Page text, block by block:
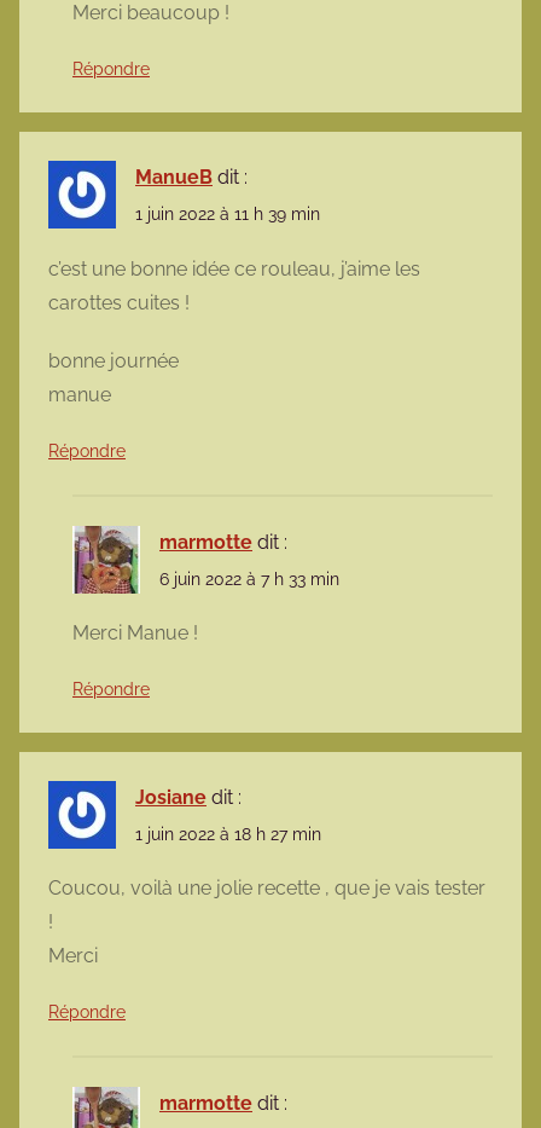
Merci beaucoup !
Répondre
ManueB dit :
1 juin 2022 à 11 h 39 min
c’est une bonne idée ce rouleau, j’aime les
carottes cuites !
bonne journée
manue
Répondre
marmotte dit :
6 juin 2022 à 7 h 33 min
Merci Manue !
Répondre
Josiane dit :
1 juin 2022 à 18 h 27 min
Coucou, voilà une jolie recette , que je vais tester
!
Merci
Répondre
marmotte dit :